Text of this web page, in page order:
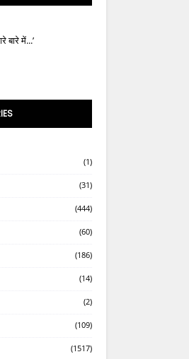
बारे में...’
(1)
(31)
(444)
(60)
(186)
(14)
(2)
(109)
(1517)